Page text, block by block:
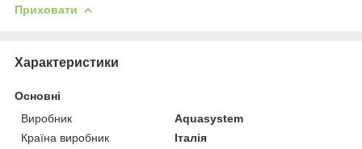
Приховати
Характеристики
Основні
Виробник
Aquasystem
Країна виробник
Італія